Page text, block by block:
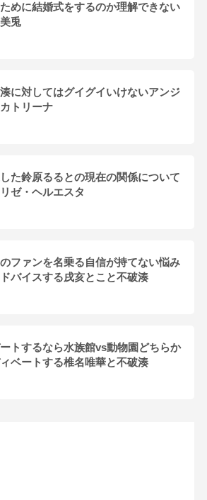
めに結婚式をするのか理解できない
兎
に対してはグイグイいけないアンジ
トリーナ
た鈴原るるとの現在の関係について
ゼ・ヘルエスタ
ファンを名乗る自信が持てない悩み
バイスする戌亥とこと不破湊
トするなら水族館vs動物園どちらか
ベートする椎名唯華と不破湊